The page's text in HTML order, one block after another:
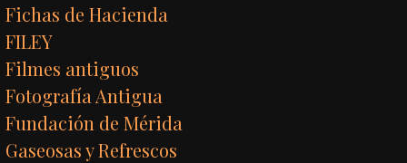
Fichas de Hacienda
FILEY
Filmes antiguos
Fotografía Antigua
Fundación de Mérida
Gaseosas y Refrescos